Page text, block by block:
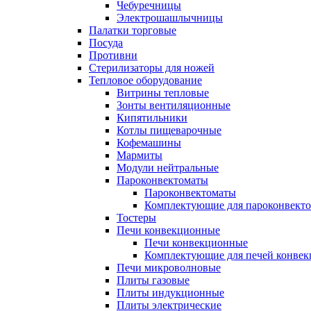
Чебуречницы
Электрошашлычницы
Палатки торговые
Посуда
Противни
Стерилизаторы для ножей
Тепловое оборудование
Витрины тепловые
Зонты вентиляционные
Кипятильники
Котлы пищеварочные
Кофемашины
Мармиты
Модули нейтральные
Пароконвектоматы
Пароконвектоматы
Комплектующие для
Тостеры
Печи конвекционные
Печи конвекционные
Комплектующие для печей
Печи микроволновые
Плиты газовые
Плиты индукционные
Плиты электрические